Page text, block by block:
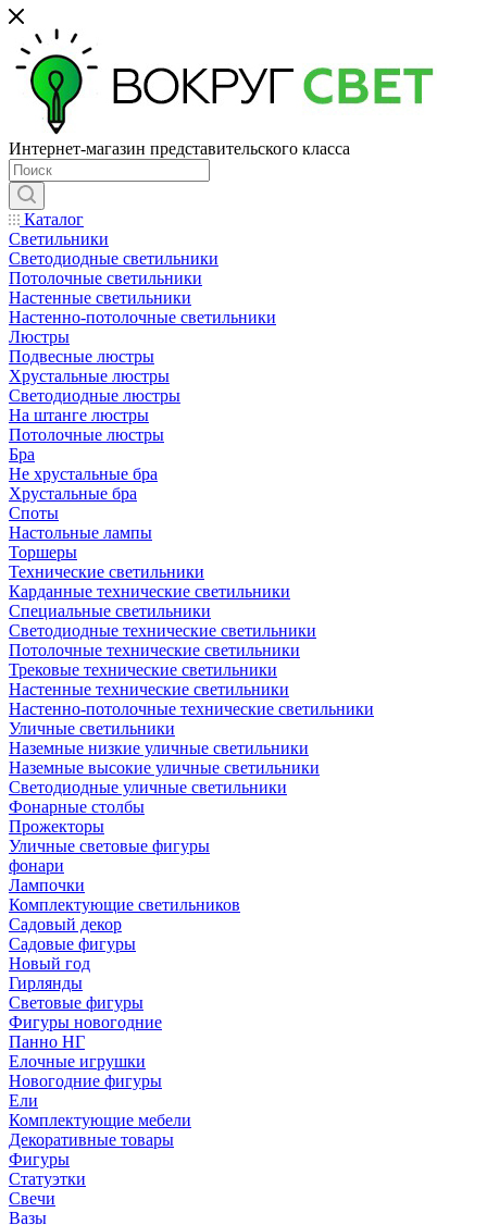
Интернет-магазин представительского класса
Каталог
Светильники
Светодиодные светильники
Потолочные светильники
Настенные светильники
Настенно-потолочные светильники
Люстры
Подвесные люстры
Хрустальные люстры
Светодиодные люстры
На штанге люстры
Потолочные люстры
Бра
Не хрустальные бра
Хрустальные бра
Споты
Настольные лампы
Торшеры
Технические светильники
Карданные технические светильники
Специальные светильники
Светодиодные технические светильники
Потолочные технические светильники
Трековые технические светильники
Настенные технические светильники
Настенно-потолочные технические светильники
Уличные светильники
Наземные низкие уличные светильники
Наземные высокие уличные светильники
Светодиодные уличные светильники
Фонарные столбы
Прожекторы
Уличные световые фигуры
фонари
Лампочки
Комплектующие светильников
Садовый декор
Садовые фигуры
Новый год
Гирлянды
Световые фигуры
Фигуры новогодние
Панно НГ
Елочные игрушки
Новогодние фигуры
Ели
Комплектующие мебели
Декоративные товары
Фигуры
Статуэтки
Свечи
Вазы